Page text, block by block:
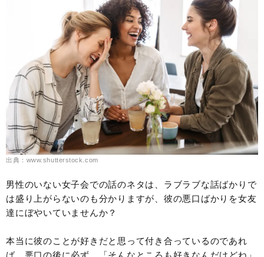
出典：www.shutterstock.com
男性のいない女子会での話のネタは、ラブラブな話ばかりで
は盛り上がらないのも分かりますが、彼の悪口ばかりを女友
達にぼやいていませんか？
本当に彼のことが好きだと思って付き合っているのであれ
ば、悪口の後に必ず、「そんなところも好きなんだけどね」